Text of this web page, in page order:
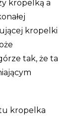
kropelką a
kropelki
tak, że ta
kropelka